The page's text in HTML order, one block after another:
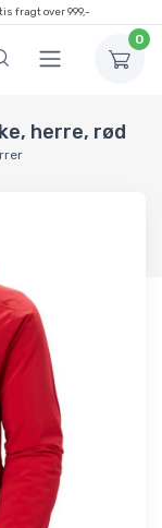
fragt over 999,-
0
herre, rød